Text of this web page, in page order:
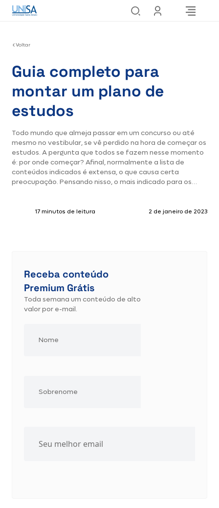
Voltar
Guia completo para
montar um plano de
estudos
Todo mundo que almeja passar em um concurso ou até
mesmo no vestibular, se vê perdido na hora de começar os
estudos. A pergunta que todos se fazem nesse momento
é: por onde começar? Afinal, normalmente a lista de
conteúdos indicados é extensa, o que causa certa
preocupação. Pensando nisso, o mais indicado para os…
17 minutos de leitura 2 de janeiro de 2023
Receba conteúdo
Premium Grátis
Toda semana um conteúdo de alto
valor por e-mail.